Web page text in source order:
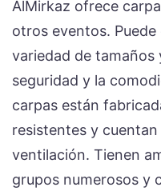
AlMirkaz ofrece
otros eventos.
variedad de tamaños
seguridad y la
carpas están
resistentes y
ventilación. Tienen
grupos numerosos y